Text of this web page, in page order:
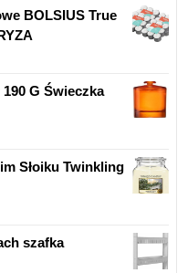
BOLSIUS True
G Świeczka
Słoiku Twinkling
szafka